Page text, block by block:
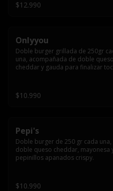
$12.990
Onlyyou
Doble burger grillada de 250gr
una, acompañada de doble queso
cheddar y gauda para finalizar
$10.990
Pepi's
Doble burger de 250 gr cada una,
doble queso cheddar, mayonesa
pepinillos apanados crispy.
$10.990